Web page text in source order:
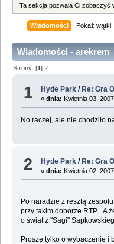
Ta sekcja pozwala Ci zobaczyć
Wiadomości Pokaż wątki
Wiadomości - arekrem
Strony: [1]2
1 Hyde Park / Re: Gra
«dnia: Kwietnia 03,
No raczej, ale nie chodziło
2 Hyde Park /Re: Gra
«dnia: Kwietnia 02,
Po naradzie z resztą
przy takim doborze RTP... A
o świat z "Sagi"
Proszę tylko o wybaczenie i